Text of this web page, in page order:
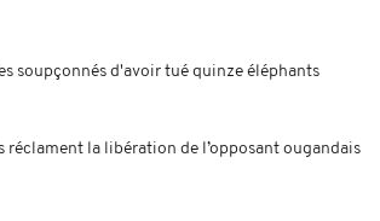
soupçonnés d'avoir tué quinze éléphants
réclament la libération de l’opposant ougandais